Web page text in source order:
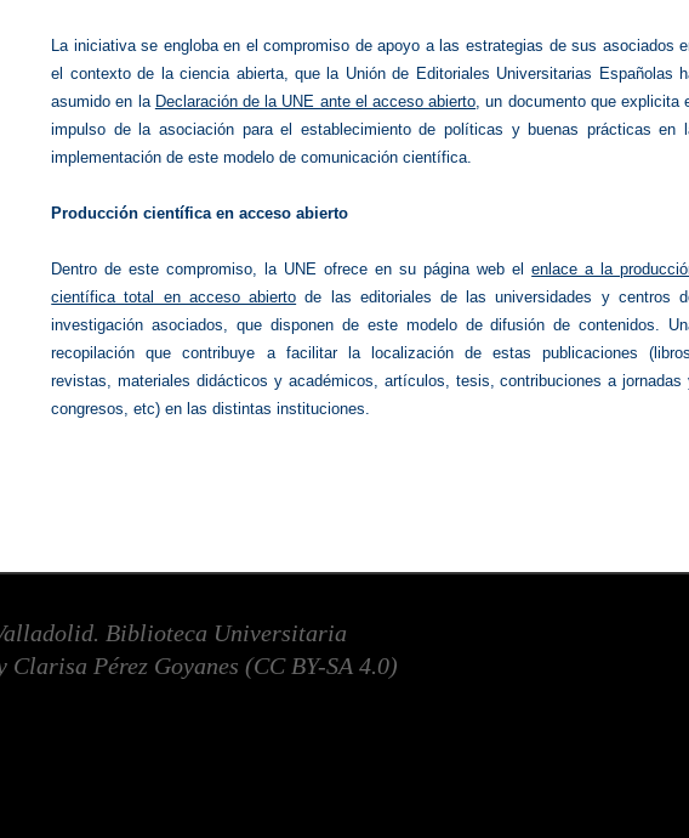
La iniciativa se engloba en el compromiso de apoyo a las estrategias de sus asociados
el contexto de la ciencia abierta, que la Unión de Editoriales Universitarias Españolas
asumido en la Declaración de la UNE ante el acceso abierto, un documento que explicita
impulso de la asociación para el establecimiento de políticas y buenas prácticas en
implementación de este modelo de comunicación científica.
Producción científica en acceso abierto
Dentro de este compromiso, la UNE ofrece en su página web elenlace a la
científica total en acceso abierto de las editoriales de las universidades y centros
investigación asociados, que disponen de este modelo de difusión de contenidos.
recopilación que contribuye a facilitar la localización de estas publicaciones
revistas, materiales didácticos y académicos, artículos, tesis, contribuciones a jornadas
congresos, etc) en las distintas instituciones.
Biblioteca Universitaria
Clarisa Pérez Goyanes (CC BY-SA 4.0)